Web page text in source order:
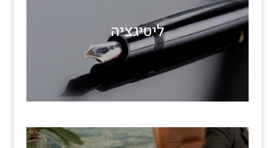
ליטיגציה